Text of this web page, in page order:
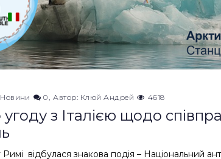
Новини 0 Автор: Клюй Андрей 4618
з Італією щодо
відбулася знакова подія – Національний